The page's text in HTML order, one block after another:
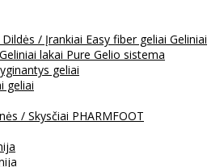
Dildės / Įrankiai Easy fiber geliai Geliniai
Geliniai lakai Pure Gelio sistema
geliai
geliai
/ Skysčiai PHARMFOOT